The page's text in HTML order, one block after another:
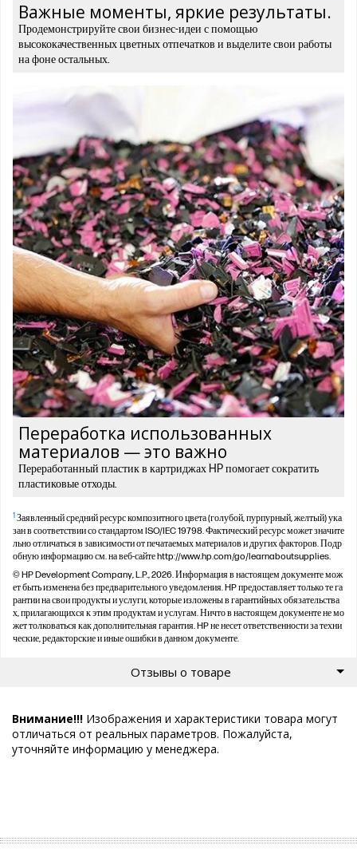
Важные моменты, яркие результаты.
Продемонстрируйте свои бизнес-идеи с помощью
высококачественных цветных отпечатков и выделите свои работы
на фоне остальных.
Переработка использованных
материалов — это важно
Переработанный пластик в картриджах HP помогает сократить
пластиковые отходы.
1 Заявленный средний ресурс композитного цвета (голубой, пурпурный, желтый) ука
зан в соответствии со стандартом ISO/IEC 19798. Фактический ресурс может значите
льно отличаться в зависимости от печатаемых материалов и других факторов. Подр
обную информацию см. на веб-сайте http://www.hp.com/go/learnaboutsupplies.
© HP Development Company, L.P., 2026. Информация в настоящем документе мож
ет быть изменена без предварительного уведомления. HP предоставляет только те га
рантии на свои продукты и услуги, которые изложены в гарантийных обязательства
х, прилагающихся к этим продуктам и услугам. Ничто в настоящем документе не мо
жет толковаться как дополнительная гарантия. HP не несет ответственности за техни
ческие, редакторские и иные ошибки в данном документе.
Отзывы о товаре
Внимание!!! Изображения и характеристики товара могут
отличаться от реальных параметров. Пожалуйста,
уточняйте информацию у менеджера.